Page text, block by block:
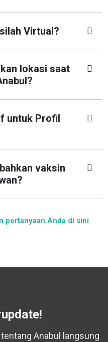
Virtual?
lokasi saat
untuk Profil
vaksin
pertanyaan Anda di sini.
Anabul langsung